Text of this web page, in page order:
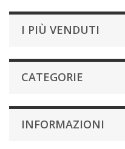
I PIÙ VENDUTI
CATEGORIE
INFORMAZIONI